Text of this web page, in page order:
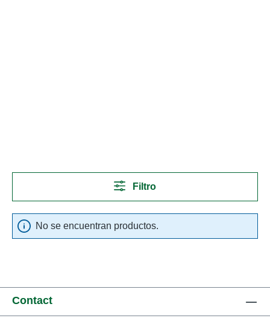
Filtro
No se encuentran productos.
Contact